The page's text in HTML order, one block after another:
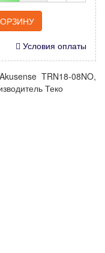
Условия оплаты
TRN18-08NO,
Теко